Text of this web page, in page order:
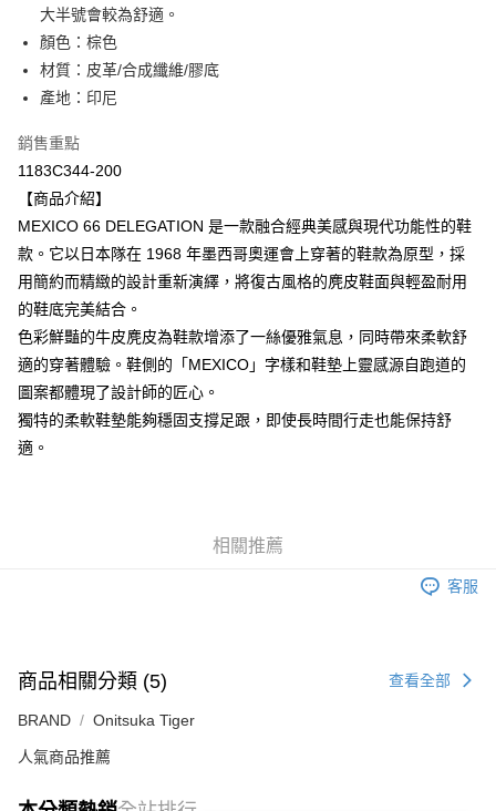
ATM付款
運送方式
每筆NT$80，滿NT$6,000(含以上)免運費
萊爾富取貨付款
每筆NT$80，滿NT$6,000(含以上)免運費
付款後萊爾富取貨
每筆NT$80，滿NT$6,000(含以上)免運費
7-11取貨付款
每筆NT$80，滿NT$6,000(含以上)免運費
大半號會較為舒適。
顏色：棕色
材質：皮革/合成纖維/膠底
產地：印尼
銷售重點
1183C344-200
【商品介紹】
MEXICO 66 DELEGATION 是一款融合經典美感與現代功能性的鞋
款。它以日本隊在 1968 年墨西哥奧運會上穿著的鞋款為原型，採
用簡約而精緻的設計重新演繹，將復古風格的麂皮鞋面與輕盈耐用
的鞋底完美結合。
色彩鮮豔的牛皮麂皮為鞋款增添了一絲優雅氣息，同時帶來柔軟舒
適的穿著體驗。鞋側的「MEXICO」字樣和鞋墊上靈感源自跑道的
圖案都體現了設計師的匠心。
獨特的柔軟鞋墊能夠穩固支撐足跟，即使長時間行走也能保持舒
適。
相關推薦
客服
商品相關分類 (5) 查看全部
BRAND Onitsuka Tiger
人氣商品推薦